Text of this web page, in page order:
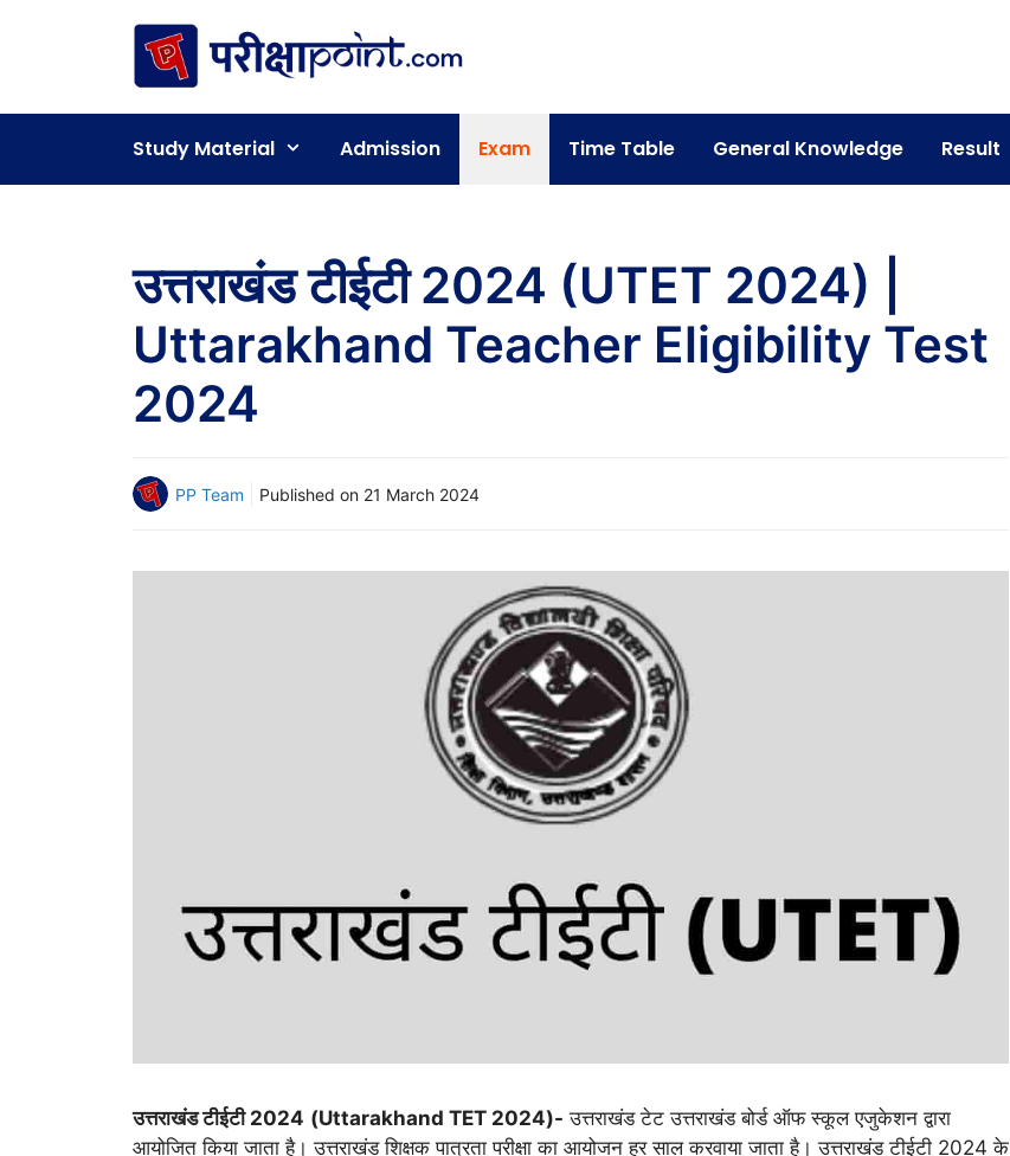
Study Material Admission Exam Time Table General Knowledge Result
उत्तराखंड टीईटी 2024 (UTET 2024) |
Uttarakhand Teacher Eligibility Test
2024
PP Team Published on 21 March 2024
उत्तराखंड टीईटी 2024 (Uttarakhand TET 2024)- उत्तराखंड टेट उत्तराखंड बोर्ड ऑफ स्कूल एजुकेशन द्वारा
आयोजित किया जाता है। उत्तराखंड शिक्षक पात्रता परीक्षा का आयोजन हर साल करवाया जाता है। उत्तराखंड टीईटी 2024 के